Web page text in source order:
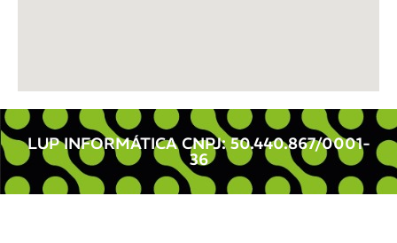
LUP INFORMÁTICA CNPJ: 50.440.867/0001-
36 ​